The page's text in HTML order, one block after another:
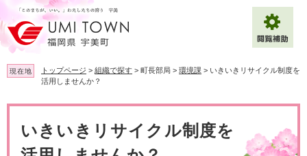
ー
ジ
の
先
頭
す
ニ
ュ
ー
を
飛
し
文字サイズ 標準 拡大
背景色変更 白 黒 青
現在地 トップページ > 組織で探す > 町長部局 > 環境課 > いきいきリサイクル制度を
活用しませんか？
いきいきリサイクル制度を